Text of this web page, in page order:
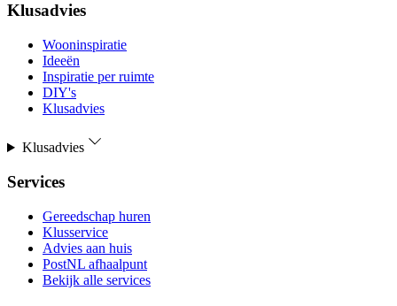
Klusadvies
Wooninspiratie
Ideeën
Inspiratie per ruimte
DIY's
Klusadvies
Klusadvies
Services
Gereedschap huren
Klusservice
Advies aan huis
PostNL afhaalpunt
Bekijk alle services